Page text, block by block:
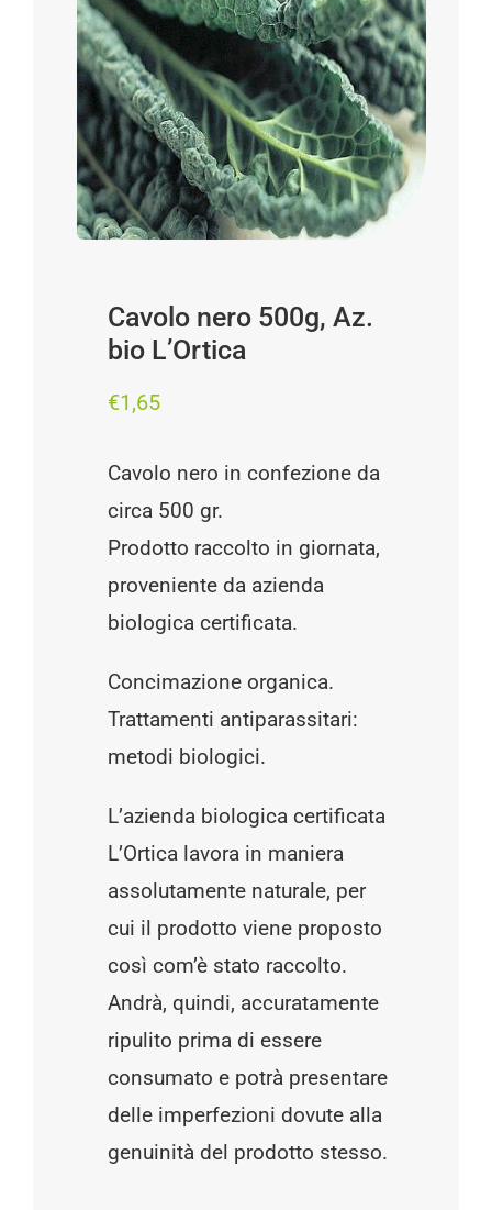
Progetti
I produttori
Carrello
Cavolo nero 500g, Az.
bio L’Ortica
€1,65
Cavolo nero in confezione da
circa 500 gr.
Prodotto raccolto in giornata,
proveniente da azienda
biologica certificata.
Concimazione organica.
Trattamenti antiparassitari:
metodi biologici.
L’azienda biologica certificata
L’Ortica lavora in maniera
assolutamente naturale, per
cui il prodotto viene proposto
così com’è stato raccolto.
Andrà, quindi, accuratamente
ripulito prima di essere
consumato e potrà presentare
delle imperfezioni dovute alla
genuinità del prodotto stesso.